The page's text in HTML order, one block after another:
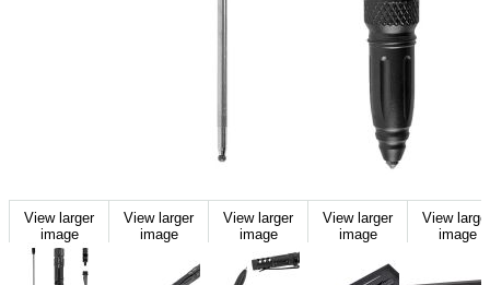
View larger
image
View larger
image
View larger
image
View larger
image
View
image